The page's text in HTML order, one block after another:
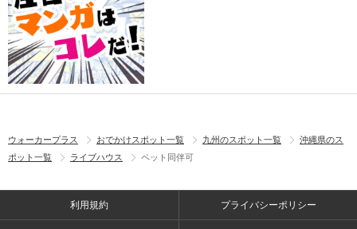
ウォーカープラス おでかけスポット一覧 九州のスポット一覧
沖縄県のス
ポット一覧
ライブハウス ペット同伴可
利用規約 プライバシーポリシー